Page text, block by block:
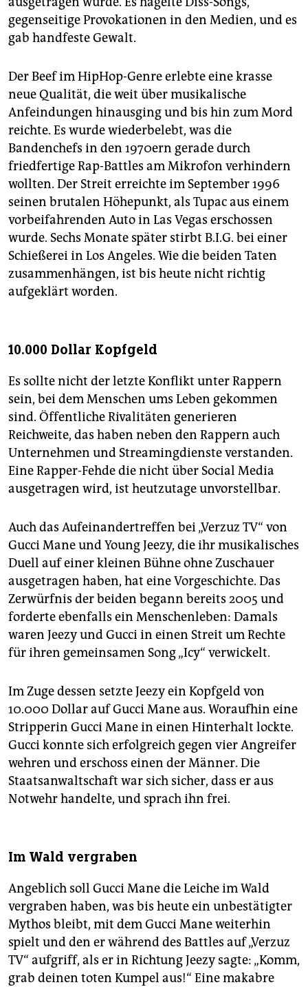
gegenseitige Provokationen in den Medien, und es
gab handfeste Gewalt.
Der Beef im HipHop-Genre erlebte eine krasse
neue Qualität, die weit über musikalische
Anfeindungen hinausging und bis hin zum Mord
reichte. Es wurde wiederbelebt, was die
Bandenchefs in den 1970ern gerade durch
friedfertige Rap-Battles am Mikrofon verhindern
wollten. Der Streit erreichte im September 1996
seinen brutalen Höhepunkt, als Tupac aus einem
vorbeifahrenden Auto in Las Vegas erschossen
wurde. Sechs Monate später stirbt B.I.G. bei einer
Schießerei in Los Angeles. Wie die beiden Taten
zusammenhängen, ist bis heute nicht richtig
aufgeklärt worden.
10.000 Dollar Kopfgeld
Es sollte nicht der letzte Konflikt unter Rappern
sein, bei dem Menschen ums Leben gekommen
sind. Öffentliche Rivalitäten generieren
Reichweite, das haben neben den Rappern auch
Unternehmen und Streamingdienste verstanden.
Eine Rapper-Fehde die nicht über Social Media
ausgetragen wird, ist heutzutage unvorstellbar.
Auch das Aufeinandertreffen bei „Verzuz TV“ von
Gucci Mane und Young Jeezy, die ihr musikalisches
Duell auf einer kleinen Bühne ohne Zuschauer
ausgetragen haben, hat eine Vorgeschichte. Das
Zerwürfnis der beiden begann bereits 2005 und
forderte ebenfalls ein Menschenleben: Damals
waren Jeezy und Gucci in einen Streit um Rechte
für ihren gemeinsamen Song „Icy“ verwickelt.
Im Zuge dessen setzte Jeezy ein Kopfgeld von
10.000 Dollar auf Gucci Mane aus. Woraufhin eine
Stripperin Gucci Mane in einen Hinterhalt lockte.
Gucci konnte sich erfolgreich gegen vier Angreifer
wehren und erschoss einen der Männer. Die
Staatsanwaltschaft war sich sicher, dass er aus
Notwehr handelte, und sprach ihn frei.
Im Wald vergraben
Angeblich soll Gucci Mane die Leiche im Wald
vergraben haben, was bis heute ein unbestätigter
Mythos bleibt, mit dem Gucci Mane weiterhin
spielt und den er während des Battles auf „Verzuz
TV“ aufgriff, als er in Richtung Jeezy sagte: „Komm,
grab deinen toten Kumpel aus!“ Eine makabre